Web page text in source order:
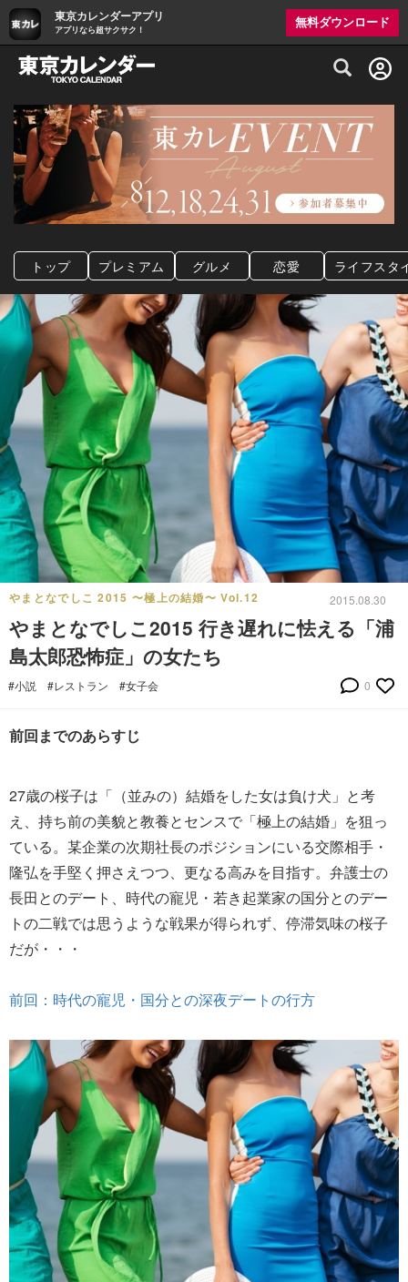
東京カレンダーアプリ
アプリなら超サクサク！
無料ダウンロード
グルメ情報・プレミアムレストラン予約
トップ プレミアム グルメ 恋愛 ライフスタ
やまとなでしこ 2015 〜極上の結婚〜 Vol.12 2015.08.30
やまとなでしこ2015 行き遅れに怯える「浦
島太郎恐怖症」の女たち
#小説 #レストラン #女子会 0
前回までのあらすじ
27歳の桜子は「（並みの）結婚をした女は負け犬」と考
え、持ち前の美貌と教養とセンスで「極上の結婚」を狙っ
ている。某企業の次期社長のポジションにいる交際相手・
隆弘を手堅く押さえつつ、更なる高みを目指す。弁護士の
長田とのデート、時代の寵児・若き起業家の国分とのデー
トの二戦では思うような戦果が得られず、停滞気味の桜子
だが・・・
前回：時代の寵児・国分との深夜デートの行方